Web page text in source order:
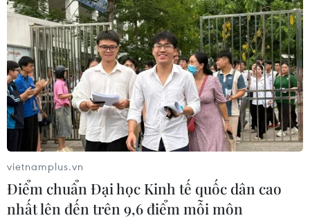
TIN LIÊN QUAN
vietnamplus.vn
Điểm chuẩn Đại học Kinh tế quốc dân cao
nhất lên đến trên 9,6 điểm mỗi môn